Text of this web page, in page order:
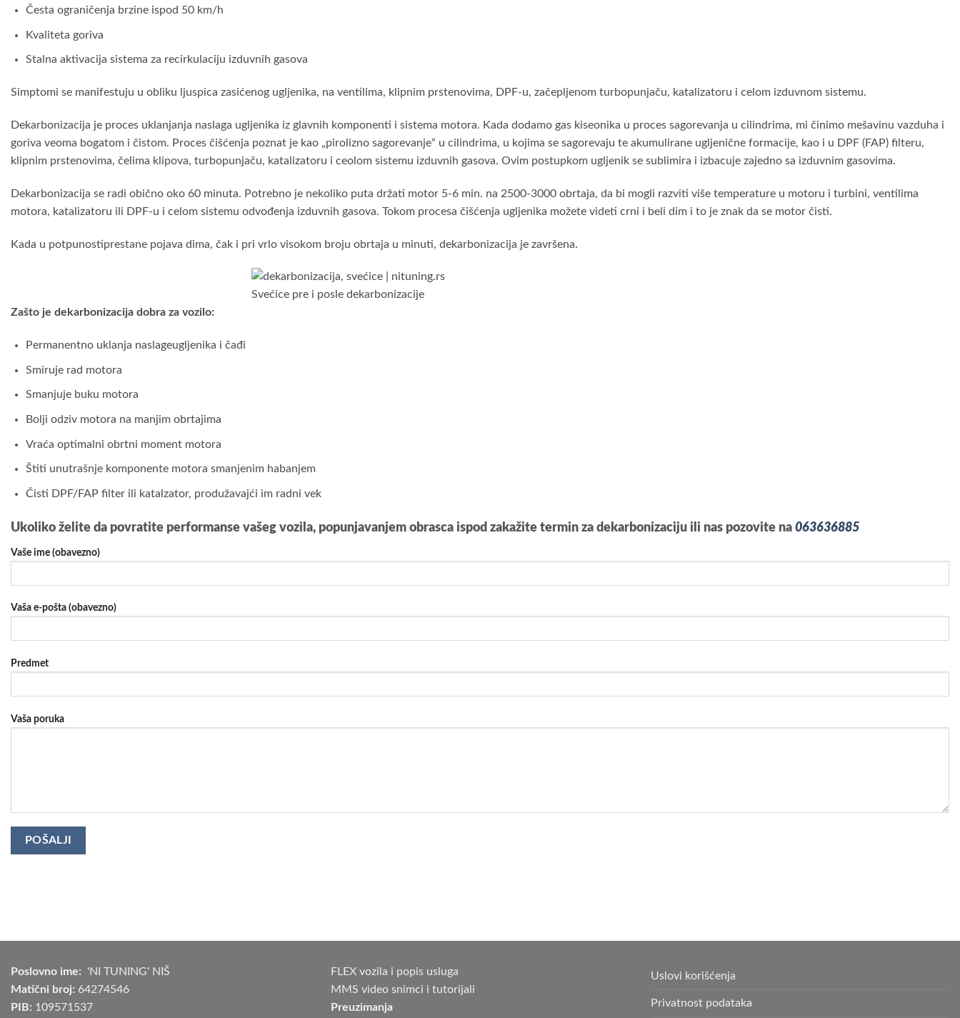
Česta ograničenja brzine ispod 50 km/h
Kvaliteta goriva
Stalna aktivacija sistema za recirkulaciju izduvnih gasova
Simptomi se manifestuju u obliku ljuspica zasićenog ugljenika, na ventilima, klipnim prstenovima, DPF-u, začepljenom turbopunjaču, katalizatoru i celom izduvnom sistemu.
Dekarbonizacija je proces uklanjanja naslaga ugljenika iz glavnih komponenti i sistema motora. Kada dodamo gas kiseonika u proces sagorevanja u cilindrima, mi činimo mešavinu vazduha i
goriva veoma bogatom i čistom. Proces čišćenja poznat je kao „pirolizno sagorevanje“ u cilindrima, u kojima se sagorevaju te akumulirane ugljenične formacije, kao i u DPF (FAP) filteru,
klipnim prstenovima, čelima klipova, turbopunjaču, katalizatoru i ceolom sistemu izduvnih gasova. Ovim postupkom ugljenik se sublimira i izbacuje zajedno sa izduvnim gasovima.
Dekarbonizacija se radi obično oko 60 minuta. Potrebno je nekoliko puta držati motor 5-6 min. na 2500-3000 obrtaja, da bi mogli razviti više temperature u motoru i turbini, ventilima
motora, katalizatoru ili DPF-u i celom sistemu odvođenja izduvnih gasova. Tokom procesa čišćenja ugljenika možete videti crni i beli dim i to je znak da se motor čisti.
Kada u potpunostiprestane pojava dima, čak i pri vrlo visokom broju obrtaja u minuti, dekarbonizacija je završena.
Svećice pre i posle dekarbonizacije
Zašto je dekarbonizacija dobra za vozilo:
Permanentno uklanja naslageugljenika i čađi
Smiruje rad motora
Smanjuje buku motora
Bolji odziv motora na manjim obrtajima
Vraća optimalni obrtni moment motora
Štiti unutrašnje komponente motora smanjenim habanjem
Čisti DPF/FAP filter ili katalzator, produžavajći im radni vek
Ukoliko želite da povratite performanse vašeg vozila, popunjavanjem obrasca ispod zakažite termin za dekarbonizaciju ili nas pozovite na 063636885
Vaše ime (obavezno)
Vaša e-pošta (obavezno)
Predmet
Vaša poruka
Poslovno ime: 'NI TUNING' NIŠ
Matični broj: 64274546
PIB: 109571537
FLEX vozila i popis usluga
MMS video snimci i tutorijali
Preuzimanja
Uslovi korišćenja
Privatnost podataka